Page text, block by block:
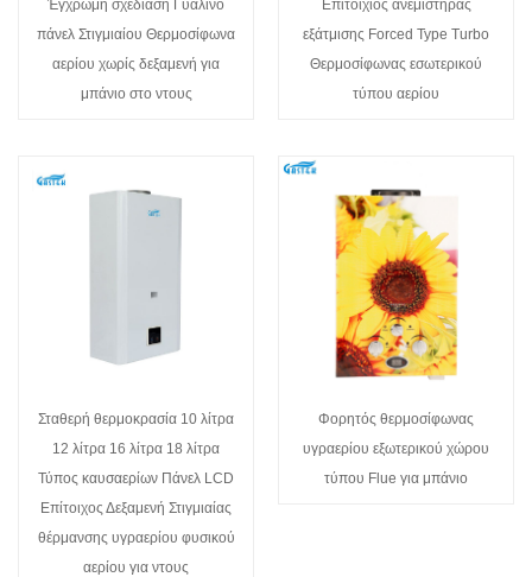
Έγχρωμη σχεδίαση Γυάλινο
πάνελ Στιγμιαίου Θερμοσίφωνα
αερίου χωρίς δεξαμενή για
μπάνιο στο ντους
Επιτοίχιος ανεμιστήρας
εξάτμισης Forced Type Turbo
Θερμοσίφωνας εσωτερικού
τύπου αερίου
Σταθερή θερμοκρασία 10 λίτρα
12 λίτρα 16 λίτρα 18 λίτρα
Τύπος καυσαερίων Πάνελ LCD
Επίτοιχος Δεξαμενή Στιγμιαίας
θέρμανσης υγραερίου φυσικού
αερίου για ντους
Φορητός θερμοσίφωνας
υγραερίου εξωτερικού χώρου
τύπου Flue για μπάνιο